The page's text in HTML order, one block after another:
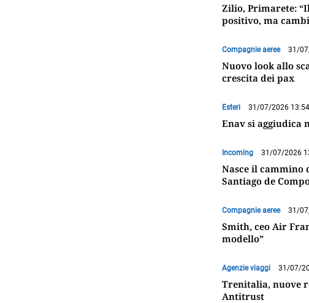
Zilio, Primarete:
positivo, ma
Compagnie aeree 31/
Nuovo look allo
crescita dei pax
Esteri 31/07/2026 13:54
Enav si aggiudica
Incoming 31/07/2026
Nasce il cammino
Santiago de
Compagnie aeree 31/
Smith, ceo Air
modello”
Agenzie viaggi 31/07/
Trenitalia, nuove
Antitrust